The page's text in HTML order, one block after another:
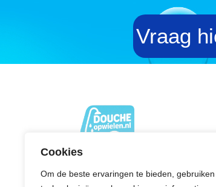
Cookies
Om de beste ervaringen te bieden,
Vraag
douchewagens tijdens uw